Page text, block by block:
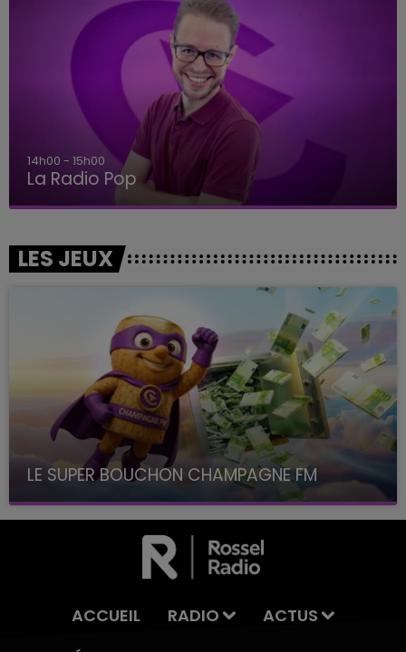
15h00 - 19h00
Le Club Champagne FM
LES JEUX
LE SUPER BOUCHON CHAMPAGNE FM
avec La Famille Champagne FM, à 8H10
ACCUEIL RADIO
ACTUS